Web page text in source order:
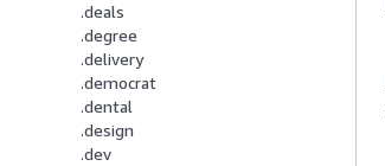
.deals
.degree
.delivery
.democrat
.dental
.design
.dev